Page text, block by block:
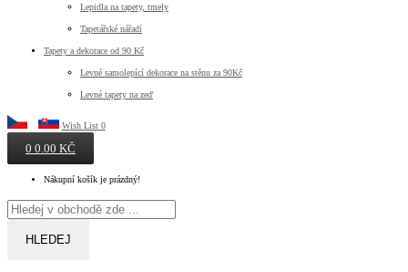
Lepidla na tapety, tmely
Tapetářské nářadí
Tapety a dekorace od 90 Kč
Levné samolepící dekorace na stěnu za 90Kč
Levné tapety na zeď
Wish List 0
0 0.00 KČ
Nákupní košík je prázdný!
HLEDEJ